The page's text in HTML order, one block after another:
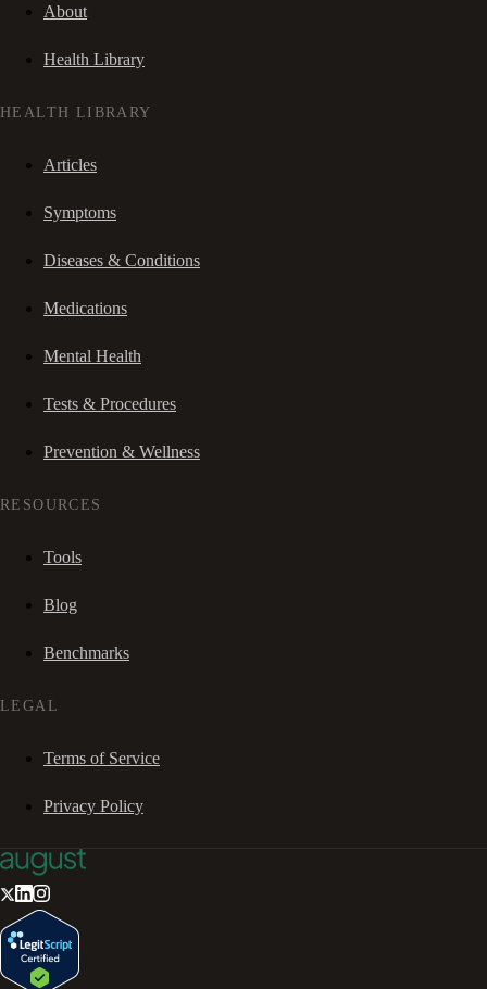
About
Health Library
HEALTH LIBRARY
Articles
Symptoms
Diseases & Conditions
Medications
Mental Health
Tests & Procedures
Prevention & Wellness
RESOURCES
Tools
Blog
Benchmarks
LEGAL
Terms of Service
Privacy Policy